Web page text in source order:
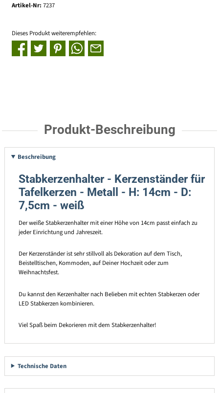
Artikel-Nr: 7237
Dieses Produkt weiterempfehlen:
Produkt-Beschreibung
Beschreibung
Stabkerzenhalter - Kerzenständer für
Tafelkerzen - Metall - H: 14cm - D:
7,5cm - weiß
Der weiße Stabkerzenhalter mit einer Höhe von 14cm passt einfach zu
jeder Einrichtung und Jahreszeit.
Der Kerzenständer ist sehr stillvoll als Dekoration auf dem Tisch,
Beistelltischen, Kommoden, auf Deiner Hochzeit oder zum
Weihnachtsfest.
Du kannst den Kerzenhalter nach Belieben mit echten Stabkerzen oder
LED Stabkerzen kombinieren.
Viel Spaß beim Dekorieren mit dem Stabkerzenhalter!
Technische Daten